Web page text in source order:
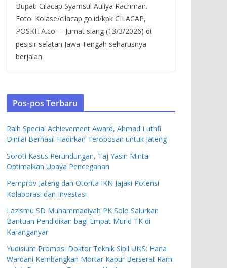
Bupati Cilacap Syamsul Auliya Rachman.
Foto: Kolase/cilacap.go.id/kpk CILACAP,
POSKITA.co – Jumat siang (13/3/2026) di
pesisir selatan Jawa Tengah seharusnya
berjalan
Pos-pos Terbaru
Raih Special Achievement Award, Ahmad Luthfi
Dinilai Berhasil Hadirkan Terobosan untuk Jateng
Soroti Kasus Perundungan, Taj Yasin Minta
Optimalkan Upaya Pencegahan
Pemprov Jateng dan Otorita IKN Jajaki Potensi
Kolaborasi dan Investasi
Lazismu SD Muhammadiyah PK Solo Salurkan
Bantuan Pendidikan bagi Empat Murid TK di
Karanganyar
Yudisium Promosi Doktor Teknik Sipil UNS: Hana
Wardani Kembangkan Mortar Kapur Berserat Rami